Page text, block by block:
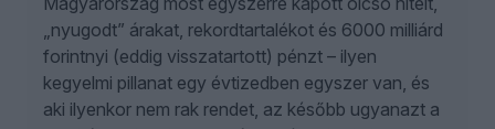
„nyugodt” árakat, rekordtartalékot és 6000 milliárd
forintnyi (eddig visszatartott) pénzt – ilyen
kegyelmi pillanat egy évtizedben egyszer van, és
aki ilyenkor nem rak rendet, az később ugyanazt a